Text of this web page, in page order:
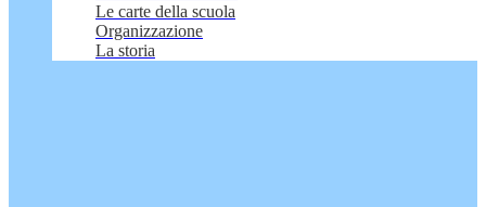
Le carte della scuola
Organizzazione
La storia